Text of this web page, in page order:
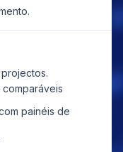
comparáveis
painéis de